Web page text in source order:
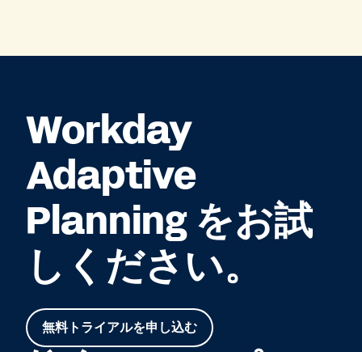
Workday
Adaptive
Planning をお試
しください。
無料トライアルを申し込む